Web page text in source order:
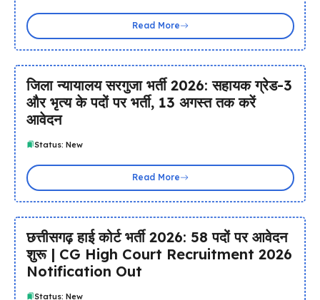
Read More
जिला न्यायालय सरगुजा भर्ती 2026: सहायक ग्रेड-3
और भृत्य के पदों पर भर्ती, 13 अगस्त तक करें
आवेदन
Status: New
Read More
छत्तीसगढ़ हाई कोर्ट भर्ती 2026: 58 पदों पर आवेदन
शुरू | CG High Court Recruitment 2026
Notification Out
Status: New